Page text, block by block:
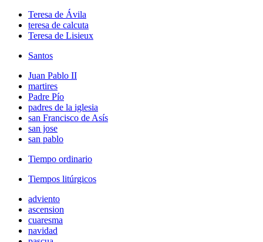
Teresa de Ávila
teresa de calcuta
Teresa de Lisieux
Santos
Juan Pablo II
martires
Padre Pío
padres de la iglesia
san Francisco de Asís
san jose
san pablo
Tiempo ordinario
Tiempos litúrgicos
adviento
ascension
cuaresma
navidad